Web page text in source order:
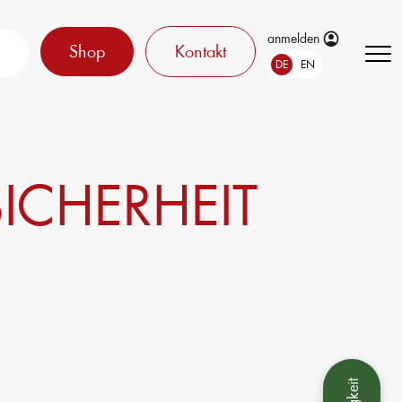
Shop Kontakt
anmelden
DE EN